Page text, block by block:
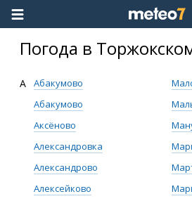
Погода в
А
Абакумово
Абакумово
Аксёново
Александровка
Александрово
Алексейково